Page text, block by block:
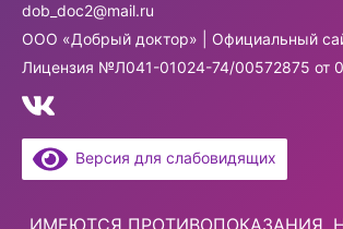
dob_doc2@mail.ru
ООО «Добрый доктор» | Официальный
Лицензия №Л041-01024-74/00572875 от
Версия для слабовидящих
ИМЕЮТСЯ ПРОТИВОПОКАЗАНИЯ.